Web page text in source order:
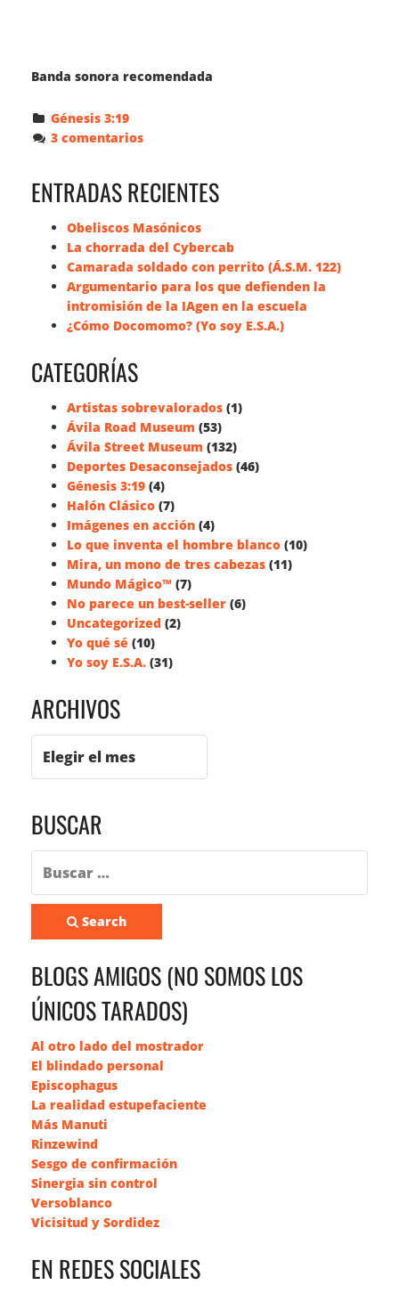
Banda sonora recomendada
Génesis 3:19
3 comentarios
ENTRADAS RECIENTES
Obeliscos Masónicos
La chorrada del Cybercab
Camarada soldado con perrito (Á.S.M. 122)
Argumentario para los que defienden la
intromisión de la IAgen en la escuela
¿Cómo Docomomo? (Yo soy E.S.A.)
CATEGORÍAS
Artistas sobrevalorados (1)
Ávila Road Museum (53)
Ávila Street Museum (132)
Deportes Desaconsejados (46)
Génesis 3:19 (4)
Halón Clásico (7)
Imágenes en acción (4)
Lo que inventa el hombre blanco (10)
Mira, un mono de tres cabezas (11)
Mundo Mágico™ (7)
No parece un best-seller (6)
Uncategorized (2)
Yo qué sé (10)
Yo soy E.S.A. (31)
ARCHIVOS
BUSCAR
Search
BLOGS AMIGOS (NO SOMOS LOS
ÚNICOS TARADOS)
Al otro lado del mostrador
El blindado personal
Episcophagus
La realidad estupefaciente
Más Manuti
Rinzewind
Sesgo de confirmación
Sinergia sin control
Versoblanco
Vicisitud y Sordidez
EN REDES SOCIALES